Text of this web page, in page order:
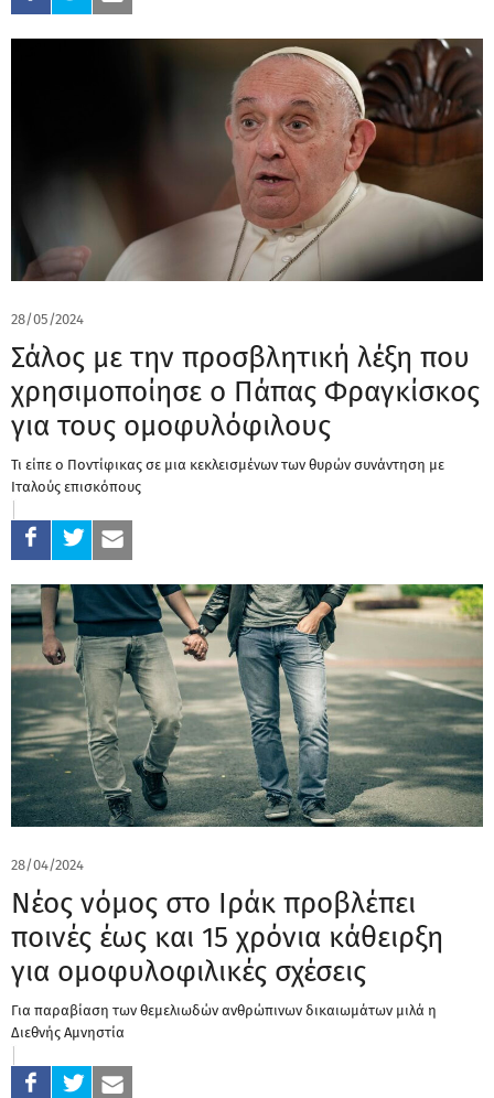
28/05/2024
Σάλος με την προσβλητική λέξη που
χρησιμοποίησε ο Πάπας Φραγκίσκος
για τους ομοφυλόφιλους
Τι είπε ο Ποντίφικας σε μια κεκλεισμένων των θυρών συνάντηση με
Ιταλούς επισκόπους
28/04/2024
Νέος νόμος στο Ιράκ προβλέπει
ποινές έως και 15 χρόνια κάθειρξη
για ομοφυλοφιλικές σχέσεις
Για παραβίαση των θεμελιωδών ανθρώπινων δικαιωμάτων μιλά η
Διεθνής Αμνηστία